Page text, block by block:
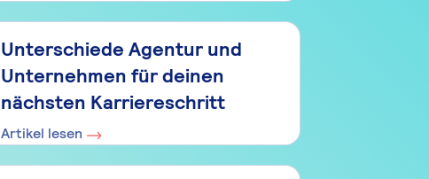
Unterschiede Agentur und
Unternehmen für deinen
nächsten Karriereschritt
Artikel lesen